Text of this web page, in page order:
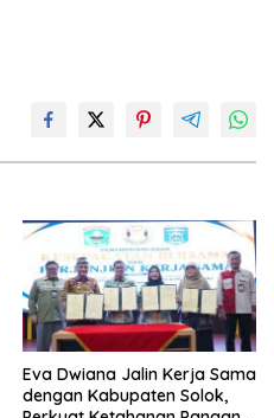
Eva Dwiana Jalin Kerja Sama
dengan Kabupaten Solok,